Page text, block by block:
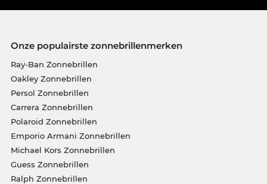
Onze populairste zonnebrillenmerken
Ray-Ban Zonnebrillen
Oakley Zonnebrillen
Persol Zonnebrillen
Carrera Zonnebrillen
Polaroid Zonnebrillen
Emporio Armani Zonnebrillen
Michael Kors Zonnebrillen
Guess Zonnebrillen
Ralph Zonnebrillen